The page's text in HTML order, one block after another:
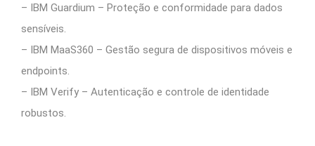
– IBM Guardium – Proteção e conformidade para dados
sensíveis.
– IBM MaaS360 – Gestão segura de dispositivos móveis e
endpoints.
– IBM Verify – Autenticação e controle de identidade
robustos.